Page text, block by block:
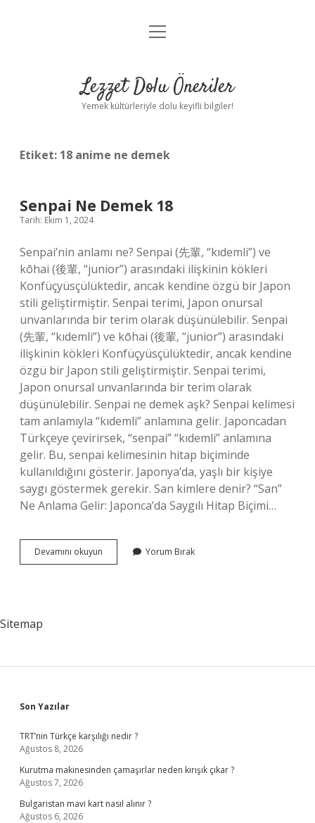
Anasayfa
Yasal Uyarı
menüyü
Lezzet Dolu Öneriler
Yemek kültürleriyle dolu keyifli bilgiler!
Etiket: 18 anime ne demek
Senpai Ne Demek 18
Tarih: Ekim 1, 2024
Senpai’nin anlamı ne? Senpai (先輩, “kıdemli”) ve
kōhai (後輩, “junior”) arasındaki ilişkinin kökleri
Konfüçyüsçülüktedir, ancak kendine özgü bir Japon
stili geliştirmiştir. Senpai terimi, Japon onursal
unvanlarında bir terim olarak düşünülebilir. Senpai
(先輩, “kıdemli”) ve kōhai (後輩, “junior”) arasındaki
ilişkinin kökleri Konfüçyüsçülüktedir, ancak kendine
özgü bir Japon stili geliştirmiştir. Senpai terimi,
Japon onursal unvanlarında bir terim olarak
düşünülebilir. Senpai ne demek aşk? Senpai kelimesi
tam anlamıyla “kıdemli” anlamına gelir. Japoncadan
Türkçeye çevirirsek, “senpai” “kıdemli” anlamına
gelir. Bu, senpai kelimesinin hitap biçiminde
kullanıldığını gösterir. Japonya’da, yaşlı bir kişiye
saygı göstermek gerekir. San kimlere denir? “San”
Ne Anlama Gelir: Japonca’da Saygılı Hitap Biçimi…
Devamını okuyun
Ne
Yorum Bırak
Sitemap
Sidebar
Son Yazılar
TRT’nin Türkçe karşılığı nedir ?
Ağustos 8, 2026
Kurutma makinesinden çamaşırlar neden kırışık çıkar ?
Ağustos 7, 2026
Bulgaristan mavi kart nasıl alınır ?
Ağustos 6, 2026